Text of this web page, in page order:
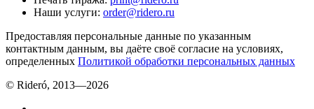
Наши услуги: order@ridero.ru
Предоставляя персональные данные по указанным
контактным данным, вы даёте своё согласие на условиях,
определенных Политикой обработки персональных данных
© Rideró, 2013—2026